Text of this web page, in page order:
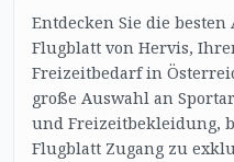
Entdecken Sie die
Flugblatt von Hervis,
Freizeitbedarf in
große Auswahl an
und Freizeitbekleidung,
Flugblatt Zugang zu